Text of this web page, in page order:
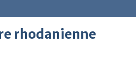
rhodanienne